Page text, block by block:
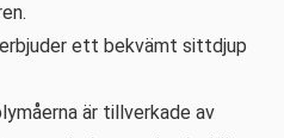
ett bekvämt sittdjup
är tillverkade av